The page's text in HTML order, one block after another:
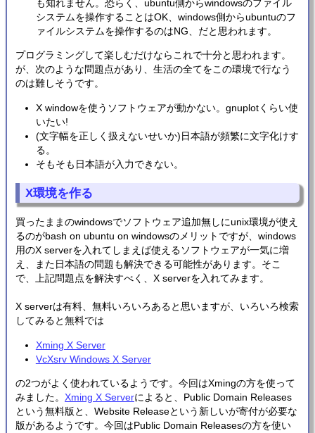
も知れません。恐らく、ubuntu側からwindowsのファイル
システムを操作することはOK、windows側からubuntuのフ
ァイルシステムを操作するのはNG、だと思われます。
プログラミングして楽しむだけならこれで十分と思われます。
が、次のような問題点があり、生活の全てをこの環境で行なう
のは難しそうです。
X windowを使うソフトウェアが動かない。gnuplotくらい使
いたい!
(文字幅を正しく扱えないせいか)日本語が頻繁に文字化けす
る。
そもそも日本語が入力できない。
X環境を作る
買ったままのwindowsでソフトウェア追加無しにunix環境が使え
るのがbash on ubuntu on windowsのメリットですが、windows
用のX serverを入れてしまえば使えるソフトウェアが一気に増
え、また日本語の問題も解決できる可能性があります。そこ
で、上記問題点を解決すべく、X serverを入れてみます。
X serverは有料、無料いろいろあると思いますが、いろいろ検索
してみると無料では
Xming X Server
VcXsrv Windows X Server
の2つがよく使われているようです。今回はXmingの方を使って
みました。 Xming X Serverによると、Public Domain Releases
という無料版と、Website Releaseという新しいが寄付が必要な
版があるようです。今回はPublic Domain Releasesの方を使い